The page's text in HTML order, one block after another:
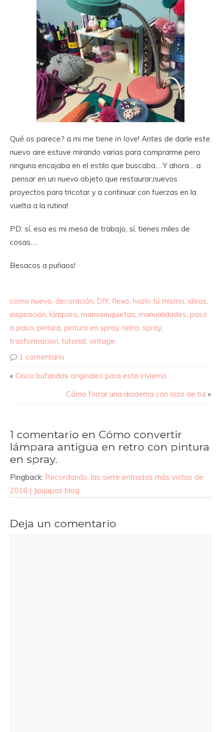
Qué os parece? a mi me tiene in love! Antes de darle este
nuevo aire estuve mirando varias para comprarme pero
ninguna encajaba en el estilo que buscaba… Y ahora… a
pensar en un nuevo objeto que restaurar,nuevos
proyectos para tricotar y a continuar con fuerzas en la
vuelta a la rutina!
PD: sí, esa es mi mesa de trabajo, sí, tienes miles de
cosas….
Besacos a puñaos!
como nuevo, decoración, DIY, flexo, hazlo tú mismo, ideas,
inspiración, lámpara, manosinquietas, manualidades, paso
a paso, pintura, pintura en spray, retro, spray,
trasformacion, tutorial, vintage
1 comentario
« Cinco bufandas originales para este invierno
Cómo forrar una diadema con lazo de tul »
1 comentario en Cómo convertir
lámpara antigua en retro con pintura
en spray.
Pingback: Recordando, las siete entradas más vistas de
2016 | Jipijapas blog
Deja un comentario